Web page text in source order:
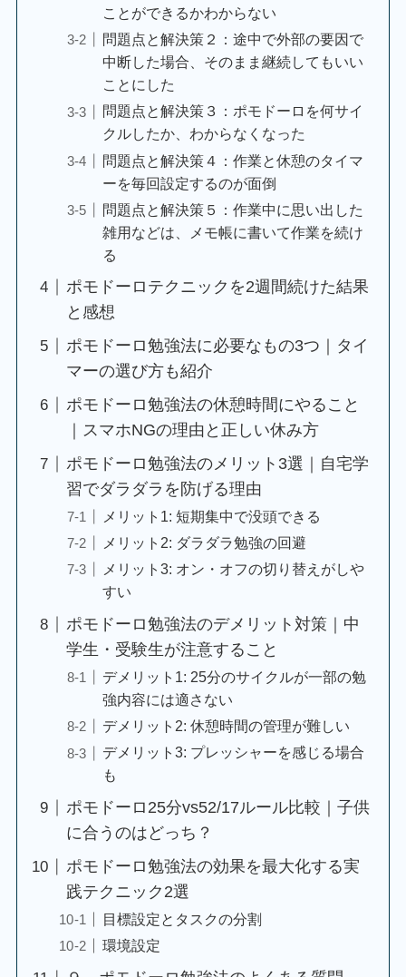
ことができるかわからない
問題点と解決策２：途中で外部の要因で
中断した場合、そのまま継続してもいい
ことにした
問題点と解決策３：ポモドーロを何サイ
クルしたか、わからなくなった
問題点と解決策４：作業と休憩のタイマ
ーを毎回設定するのが面倒
問題点と解決策５：作業中に思い出した
雑用などは、メモ帳に書いて作業を続け
る
ポモドーロテクニックを2週間続けた結果
と感想
ポモドーロ勉強法に必要なもの3つ｜タイ
マーの選び方も紹介
ポモドーロ勉強法の休憩時間にやること
｜スマホNGの理由と正しい休み方
ポモドーロ勉強法のメリット3選｜自宅学
習でダラダラを防げる理由
メリット1: 短期集中で没頭できる
メリット2: ダラダラ勉強の回避
メリット3: オン・オフの切り替えがしや
すい
ポモドーロ勉強法のデメリット対策｜中
学生・受験生が注意すること
デメリット1: 25分のサイクルが一部の勉
強内容には適さない
デメリット2: 休憩時間の管理が難しい
デメリット3: プレッシャーを感じる場合
も
ポモドーロ25分vs52/17ルール比較｜子供
に合うのはどっち？
ポモドーロ勉強法の効果を最大化する実
践テクニック2選
目標設定とタスクの分割
環境設定